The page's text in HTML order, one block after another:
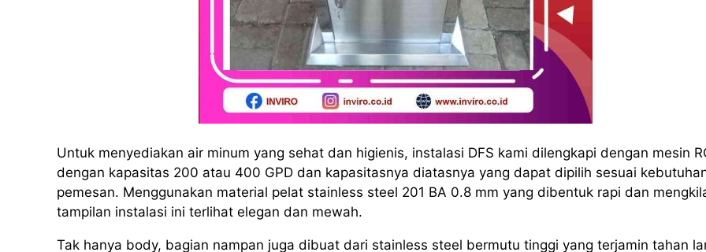
Untuk menyediakan air minum yang sehat dan higienis, instalasi DFS kami dilengkapi dengan mesin
dengan kapasitas 200 atau 400 GPD dan kapasitasnya diatasnya yang dapat dipilih sesuai
pemesan. Menggunakan material pelat stainless steel 201 BA 0.8 mm yang dibentuk rapi dan
tampilan instalasi ini terlihat elegan dan mewah.
Tak hanya body, bagian nampan juga dibuat dari stainless steel bermutu tinggi yang terjamin tahan